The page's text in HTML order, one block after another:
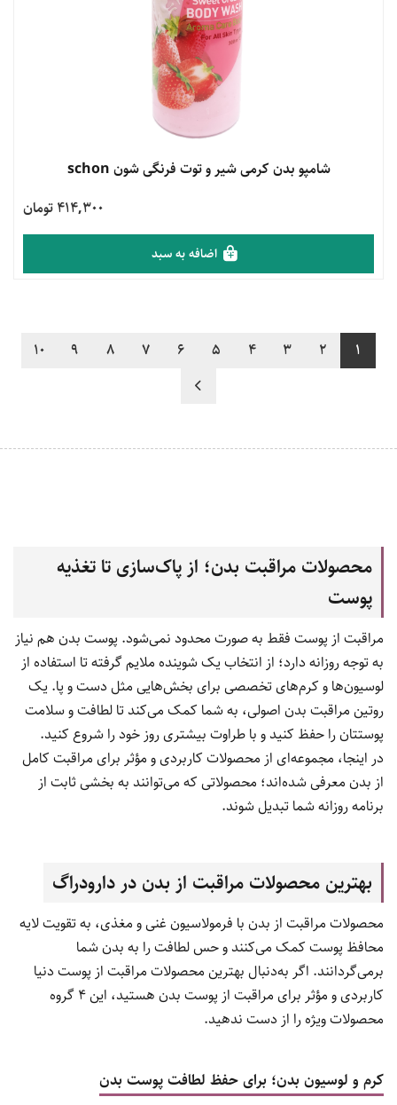
مشاهده محصول
شامپو بدن کرمی شیر و توت فرنگی شون schon
414,300 تومان
اضافه به سبد
1
2
3
4
5
6
7
8
9
10
محصولات مراقبت بدن؛ از پاک‌سازی تا تغذیه
پوست
مراقبت از پوست فقط به صورت محدود نمی‌شود. پوست بدن هم نیاز
به توجه روزانه دارد؛ از انتخاب یک شوینده ملایم گرفته تا استفاده از
لوسیون‌ها و کرم‌های تخصصی برای بخش‌هایی مثل دست و پا. یک
روتین مراقبت بدن اصولی، به شما کمک می‌کند تا لطافت و سلامت
پوستتان را حفظ کنید و با طراوت بیشتری روز خود را شروع کنید.
در اینجا، مجموعه‌ای از محصولات کاربردی و مؤثر برای مراقبت کامل
از بدن معرفی شده‌اند؛ محصولاتی که می‌توانند به بخشی ثابت از
برنامه روزانه شما تبدیل شوند.
بهترین محصولات مراقبت از بدن در دارودراگ
محصولات مراقبت از بدن با فرمولاسیون غنی و مغذی، به تقویت لایه
محافظ پوست کمک می‌کنند و حس لطافت را به بدن شما
برمی‌گردانند. اگر به‌دنبال بهترین محصولات مراقبت از پوست دنیا
کاربردی و مؤثر برای مراقبت از پوست بدن هستید، این ۴ گروه
محصولات ویژه را از دست ندهید.
کرم و لوسیون بدن؛ برای حفظ لطافت پوست بدن